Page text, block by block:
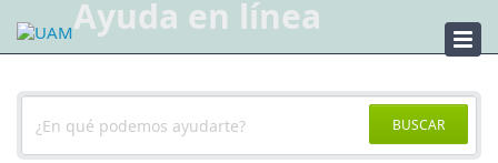
Ayuda en línea
Ayuda
BUSCAR